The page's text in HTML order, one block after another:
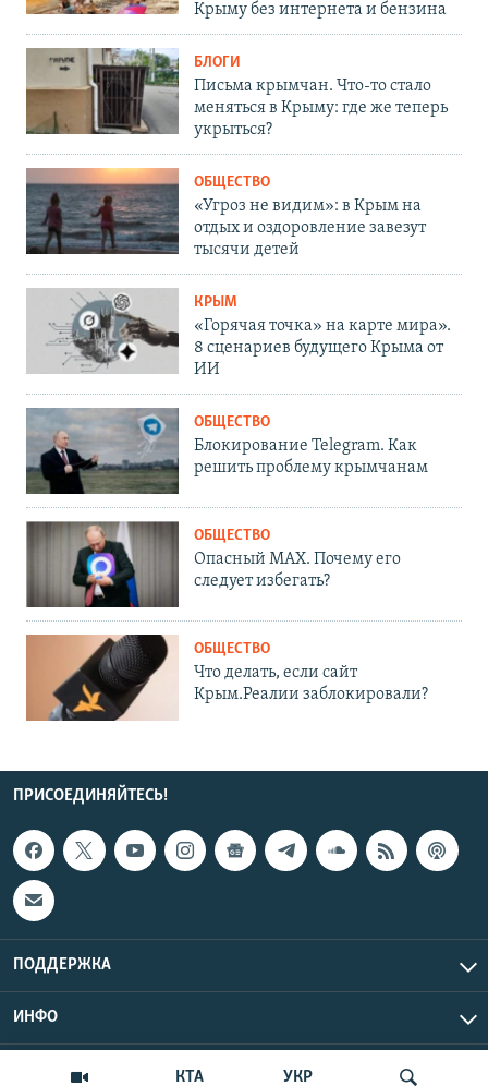
КТА УКР
Крыму без интернета и бензина
БЛОГИ
Письма крымчан. Что-то стало
меняться в Крыму: где же теперь
укрыться?
ОБЩЕСТВО
«Угроз не видим»: в Крым на
отдых и оздоровление завезут
тысячи детей
КРЫМ
«Горячая точка» на карте мира».
8 сценариев будущего Крыма от
ИИ
ОБЩЕСТВО
Блокирование Telegram. Как
решить проблему крымчанам
ОБЩЕСТВО
Опасный MAX. Почему его
следует избегать?
ОБЩЕСТВО
Что делать, если сайт
Крым.Реалии заблокировали?
ПРИСОЕДИНЯЙТЕСЬ!
ПОДДЕРЖКА
ИНФО
Copyright Крым.Реалии, 2026 | Все права защищены.
UTC+3